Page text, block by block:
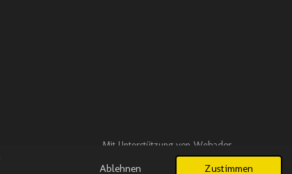
Ablehnen Zustimmen
Mit Unterstützung von Webador